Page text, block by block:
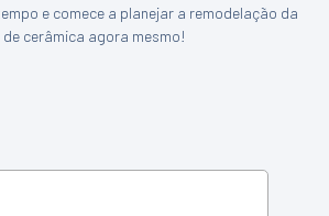
e comece a planejar a remodelação da
cerâmica agora mesmo!